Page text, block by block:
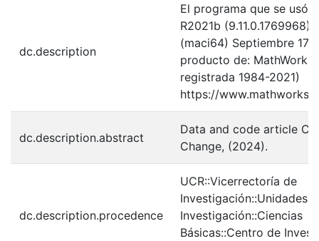
dc.description
El programa que se usó
R2021b (9.11.0.1769968)
(maci64) Septiembre 17,
producto de: MathWorks
registrada 1984-2021)
https://
dc.description.abstract
Data and code article
Change, (2024).
dc.description.procedence
UCR::Vicerrectoría de
Investigación::Unidades
Investigación::Ciencias
Básicas::Centro de